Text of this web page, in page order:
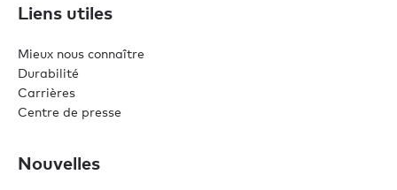
Liens utiles
Mieux nous connaître
Durabilité
Carrières
Centre de presse
Nouvelles